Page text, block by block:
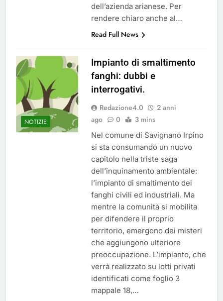
dell’azienda arianese. Per
rendere chiaro anche al…
Read Full News
NOTIZIE
Impianto di smaltimento
fanghi: dubbi e
interrogativi.
Redazione4.0
2 anni
ago
0 3 mins
Nel comune di Savignano Irpino
si sta consumando un nuovo
capitolo nella triste saga
dell’inquinamento ambientale:
l’impianto di smaltimento dei
fanghi civili ed industriali. Ma
mentre la comunità si mobilita
per difendere il proprio
territorio, emergono dei misteri
che aggiungono ulteriore
preoccupazione. L’impianto, che
verrà realizzato su lotti privati
identificati come foglio 3
mappale 18,…